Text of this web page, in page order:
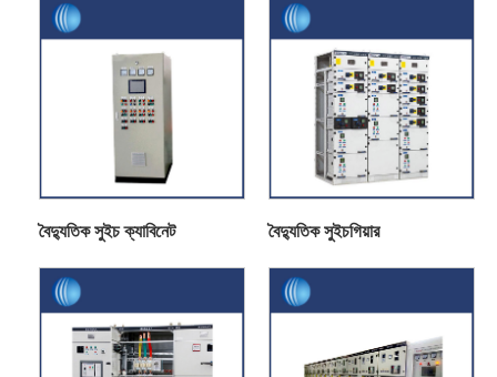
বৈদ্যুতিক সুইচ ক্যাবিনেট বৈদ্যুতিক সুইচগিয়ার